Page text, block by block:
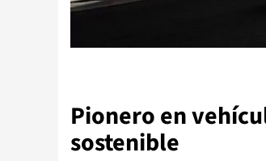
Pionero en
sostenible